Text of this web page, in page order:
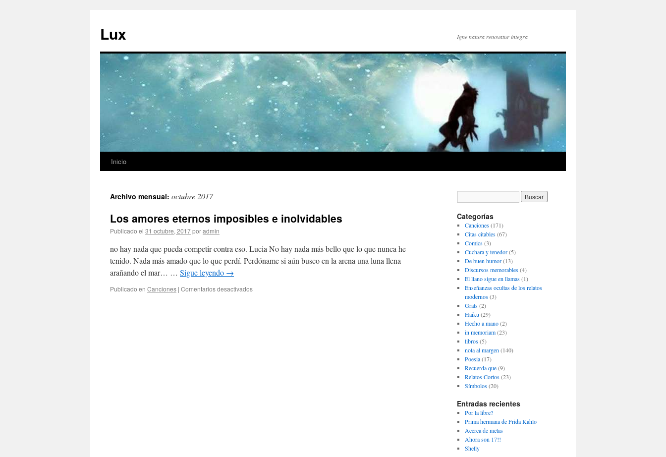
contenido
Lux Igne natura renovatur integra
Inicio
Archivo mensual: octubre 2017
Los amores eternos imposibles e inolvidables
Publicado el 31 octubre, 2017poradmin
no hay nada que pueda competir contra eso. Lucia No hay nada más bello que lo que nunca he
tenido. Nada más amado que lo que perdí. Perdóname si aún busco en la arena una luna llena
arañando el mar… … Sigue leyendo →
Publicado en Canciones | Comentarios desactivadosen
Categorías
Canciones(171)
Citas citables(67)
Comics(3)
Cuchara y tenedor(5)
De buen humor(13)
Discursos memorables(4)
El llano sigue en llamas(1)
Enseñanzas ocultas de los relatos
modernos(3)
Grats(2)
Haiku (29)
Hecho a mano(2)
in memoriam(23)
libros(5)
nota al margen (140)
Poesia(17)
Recuerda que(9)
Relatos Cortos(23)
Símbolos(20)
Entradas recientes
Por la libre?
Prima hermana de Frida Kahlo
Acerca de metas
Ahora son 17!!
Shelly